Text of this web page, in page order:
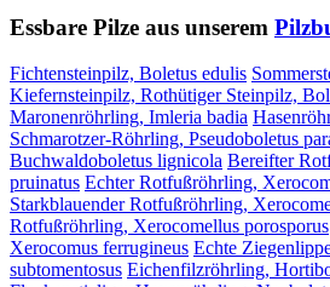
Essbare Pilze aus unserem
Fichtensteinpilz, Boletus edulis
Kiefernsteinpilz, Rothütiger Steinpilz,
Maronenröhrling, Imleria badia
Schmarotzer-Röhrling, Pseudoboletus
Buchwaldoboletus lignicola Bereifter
pruinatus Echter Rotfußröhrling,
Starkblauender Rotfußröhrling,
Rotfußröhrling, Xerocomellus porosporus
Xerocomus ferrugineus Echte
subtomentosus Eichenfilzröhrling,